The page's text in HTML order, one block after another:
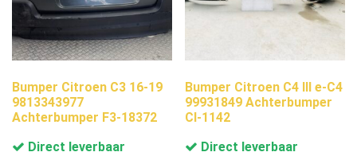
Bumper Citroen C3 16-19
9813343977
Achterbumper F3-18372
Direct leverbaar
Bumper Citroen C4 III e-C4
99931849 Achterbumper
CI-1142
Direct leverbaar